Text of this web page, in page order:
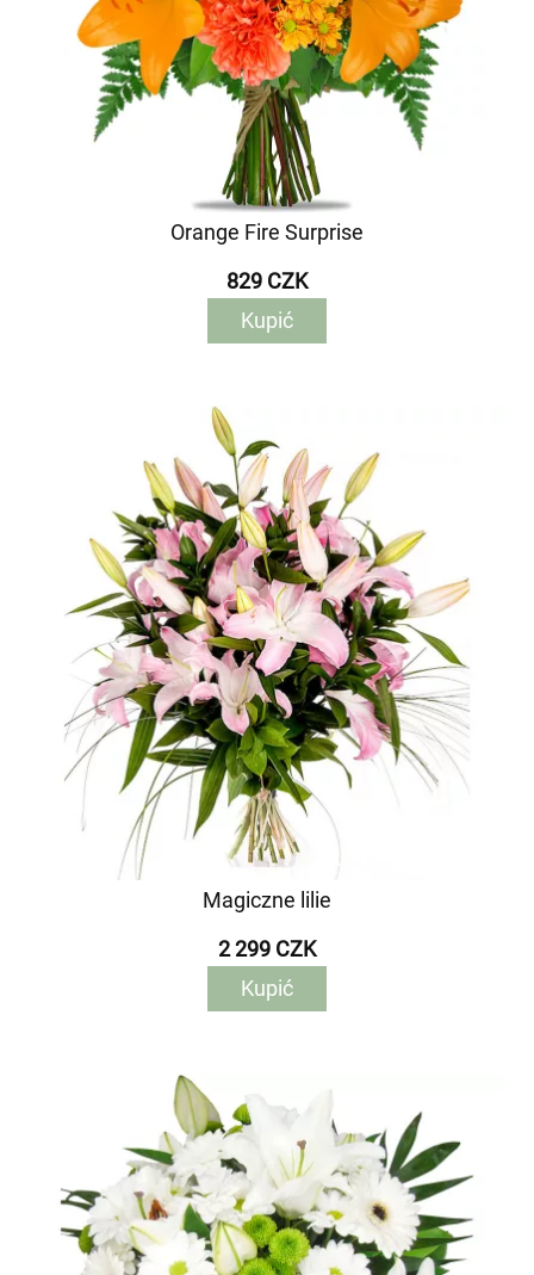
Orange Fire Surprise
829 CZK
Kupić
Magiczne lilie
2 299 CZK
Kupić